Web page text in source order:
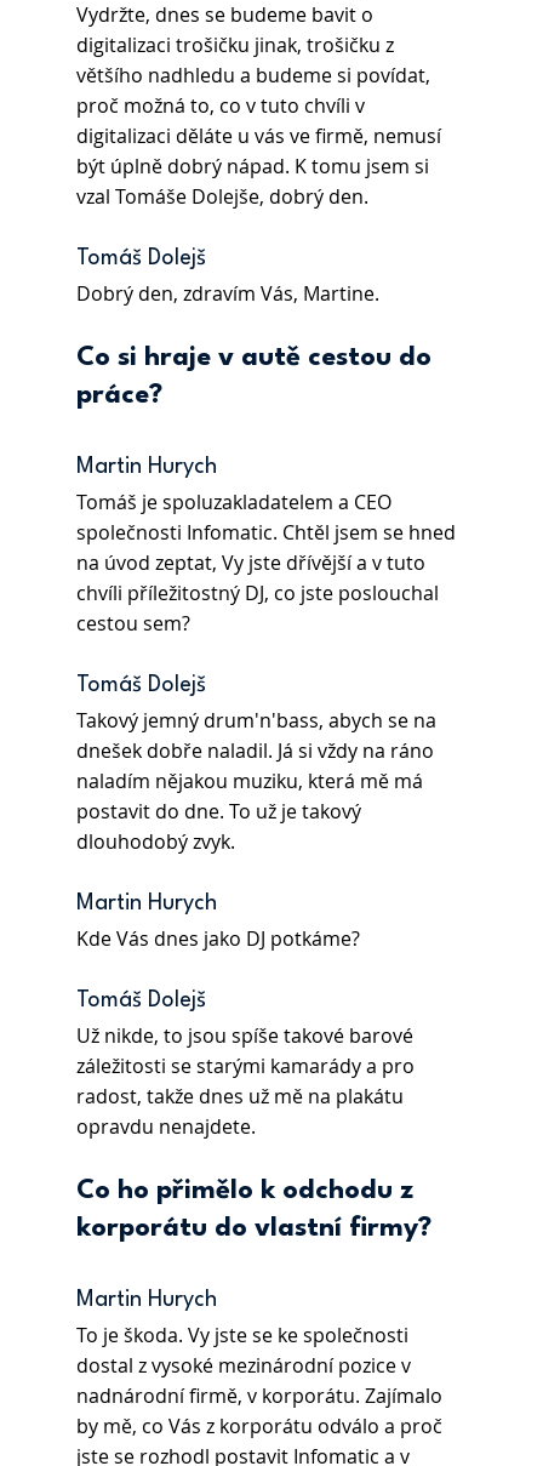
Vydržte, dnes se budeme bavit o
digitalizaci trošičku jinak, trošičku z
většího nadhledu a budeme si povídat,
proč možná to, co v tuto chvíli v
digitalizaci děláte u vás ve firmě, nemusí
být úplně dobrý nápad. K tomu jsem si
vzal Tomáše Dolejše, dobrý den.
Tomáš Dolejš
Dobrý den, zdravím Vás, Martine.
Co si hraje v autě cestou do
práce?
Martin Hurych
Tomáš je spoluzakladatelem a CEO
společnosti Infomatic. Chtěl jsem se hned
na úvod zeptat, Vy jste dřívější a v tuto
chvíli příležitostný DJ, co jste poslouchal
cestou sem?
Tomáš Dolejš
Takový jemný drum'n'bass, abych se na
dnešek dobře naladil. Já si vždy na ráno
naladím nějakou muziku, která mě má
postavit do dne. To už je takový
dlouhodobý zvyk.
Martin Hurych
Kde Vás dnes jako DJ potkáme?
Tomáš Dolejš
Už nikde, to jsou spíše takové barové
záležitosti se starými kamarády a pro
radost, takže dnes už mě na plakátu
opravdu nenajdete.
Co ho přimělo k odchodu z
korporátu do vlastní firmy?
Martin Hurych
To je škoda. Vy jste se ke společnosti
dostal z vysoké mezinárodní pozice v
nadnárodní firmě, v korporátu. Zajímalo
by mě, co Vás z korporátu odválo a proč
jste se rozhodl postavit Infomatic a v